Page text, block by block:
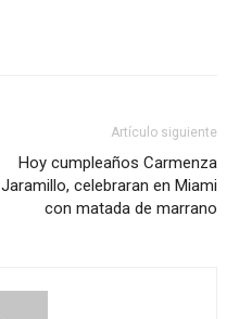
Artículo siguiente
Hoy cumpleaños Carmenza
Jaramillo, celebraran en Miami
con matada de marrano